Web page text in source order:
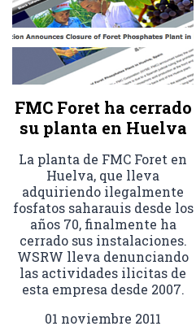
FMC Foret ha cerrado
su planta en Huelva
La planta de FMC Foret en
Huelva, que lleva
adquiriendo ilegalmente
fosfatos saharauis desde los
años 70, finalmente ha
cerrado sus instalaciones.
WSRW lleva denunciando
las actividades ilicitas de
esta empresa desde 2007.
01 noviembre 2011